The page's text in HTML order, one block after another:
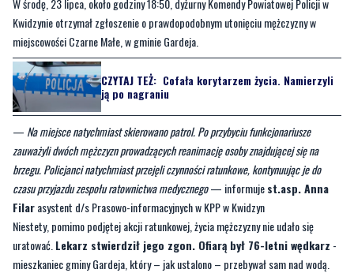
W środę, 23 lipca, około godziny 18:50, dyżurny Komendy Powiatowej Policji w
Kwidzynie otrzymał zgłoszenie o prawdopodobnym utonięciu mężczyzny w
miejscowości Czarne Małe, w gminie Gardeja.
CZYTAJ TEŻ: Cofała korytarzem życia. Namierzyli
ją po nagraniu
— Na miejsce natychmiast skierowano patrol. Po przybyciu funkcjonariusze
zauważyli dwóch mężczyzn prowadzących reanimację osoby znajdującej się na
brzegu. Policjanci natychmiast przejęli czynności ratunkowe, kontynuując je do
czasu przyjazdu zespołu ratownictwa medycznego— informujest.asp. Anna
Filarasystent d/s Prasowo-informacyjnych w KPP w Kwidzyn
Niestety, pomimo podjętej akcji ratunkowej, życia mężczyzny nie udało się
uratować. Lekarz stwierdził jego zgon. Ofiarą był 76-letni wędkarz -
mieszkaniec gminy Gardeja, który – jak ustalono – przebywał sam nad wodą.